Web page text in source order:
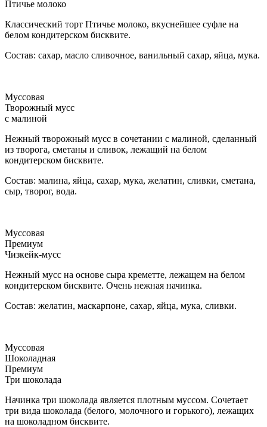
Птичье молоко
Классический торт Птичье молоко, вкуснейшее суфле на
белом кондитерском бисквите.
Состав: сахар, масло сливочное, ванильный сахар, яйца, мука.
Муссовая
Творожный мусс
с малиной
Нежный творожный мусс в сочетании с малиной, сделанный
из творога, сметаны и сливок, лежащий на белом
кондитерском бисквите.
Состав: малина, яйца, сахар, мука, желатин, сливки, сметана,
сыр, творог, вода.
Муссовая
Премиум
Чизкейк-мусс
Нежный мусс на основе сыра креметте, лежащем на белом
кондитерском бисквите. Очень нежная начинка.
Состав: желатин, маскарпоне, сахар, яйца, мука, сливки.
Муссовая
Шоколадная
Премиум
Три шоколада
Начинка три шоколада является плотным муссом. Сочетает
три вида шоколада (белого, молочного и горького), лежащих
на шоколадном бисквите.